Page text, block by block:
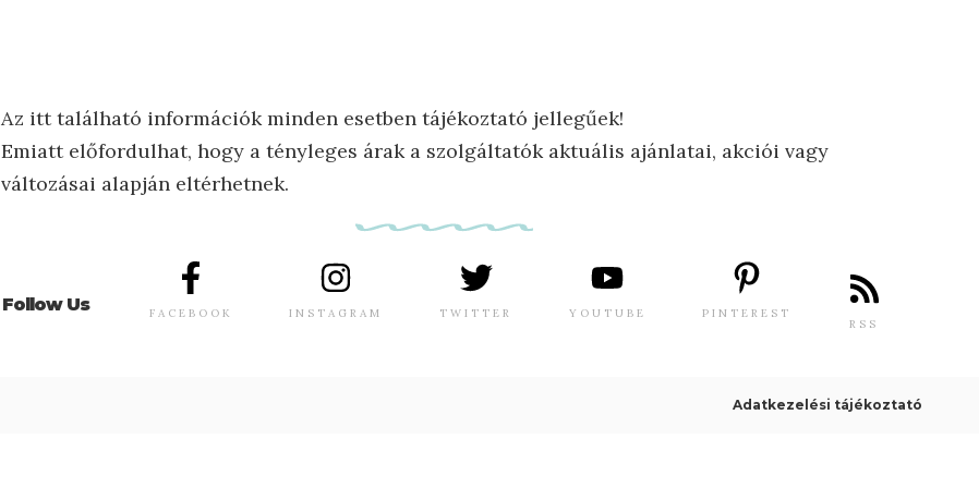
Az itt található információk minden esetben tájékoztató jellegűek!
Emiatt előfordulhat, hogy a tényleges árak a szolgáltatók aktuális ajánlatai, akciói vagy
változásai alapján eltérhetnek.
Follow Us FACEBOOK INSTAGRAM TWITTER YOUTUBE PINTEREST
RSS
Adatkezelési tájékoztató